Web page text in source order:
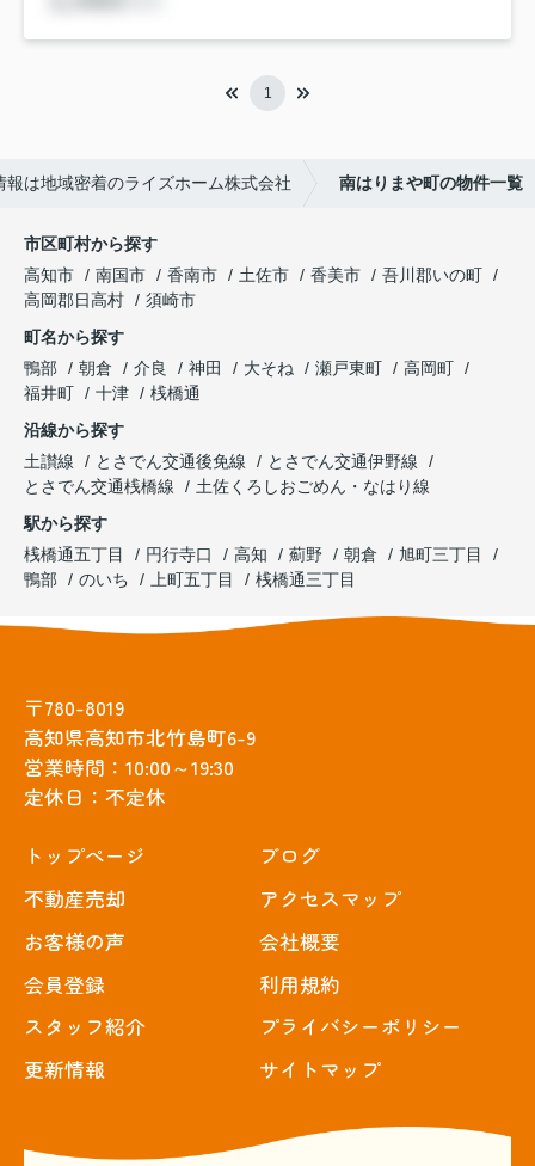
1
報は地域密着のライズホーム株式会社 南はりまや町の物件一覧
市区町村から探す
高知市
南国市 香南市 土佐市 香美市
吾川郡いの町
高岡郡日高村
須崎市
町名から探す
鴨部
朝倉 介良 神田 大そね 瀬戸東町
高岡町
福井町
十津
桟橋通
沿線から探す
土讃線
とさでん交通後免線
とさでん交通伊野線
とさでん交通桟橋線
土佐くろしおごめん・なはり線
駅から探す
桟橋通五丁目
円行寺口 高知 薊野 朝倉
旭町三丁目
鴨部
のいち 上町五丁目 桟橋通三丁目
〒780-8019
高知県高知市北竹島町6-9
営業時間：10:00～19:30
定休日：不定休
トップぺージ
不動産売却
お客様の声
会員登録
スタッフ紹介
更新情報
ブログ
アクセスマップ
会社概要
利用規約
プライバシーポリシー
サイトマップ